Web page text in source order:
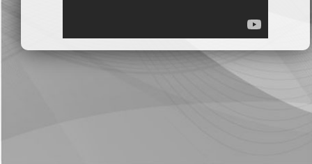
محضر إجتماع الهيئة العامة العادية
البنك العربي- سورية
2026-07-01
البيانات المالية عن الربع الأول 2026
بنك سورية والمهجر
2026-07-01